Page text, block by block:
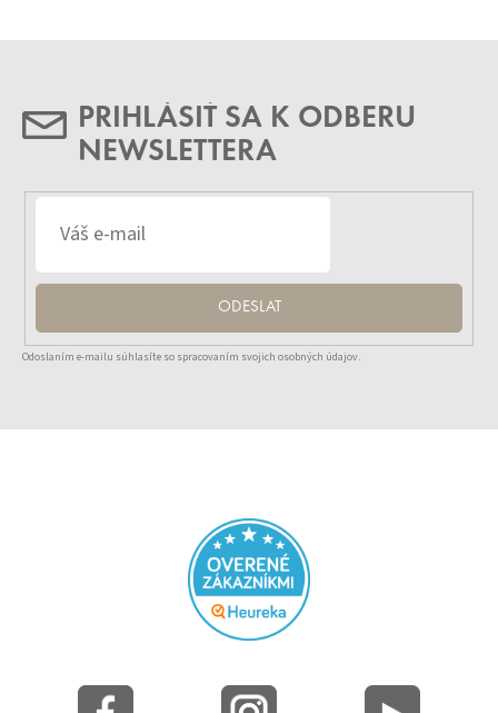
PRIHLÁSIŤ SA K ODBERU
NEWSLETTERA
ODESLAT
Odoslaním e-mailu súhlasíte so spracovaním svojich osobných údajov.